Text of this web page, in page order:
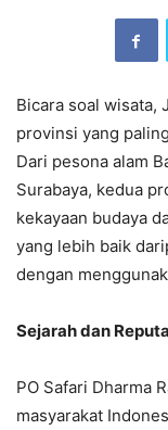
Bicara soal wisata,
provinsi yang
Dari pesona alam
Surabaya, kedua
kekayaan budaya
yang lebih baik
dengan
Sejarah dan
PO Safari Dharma
masyarakat